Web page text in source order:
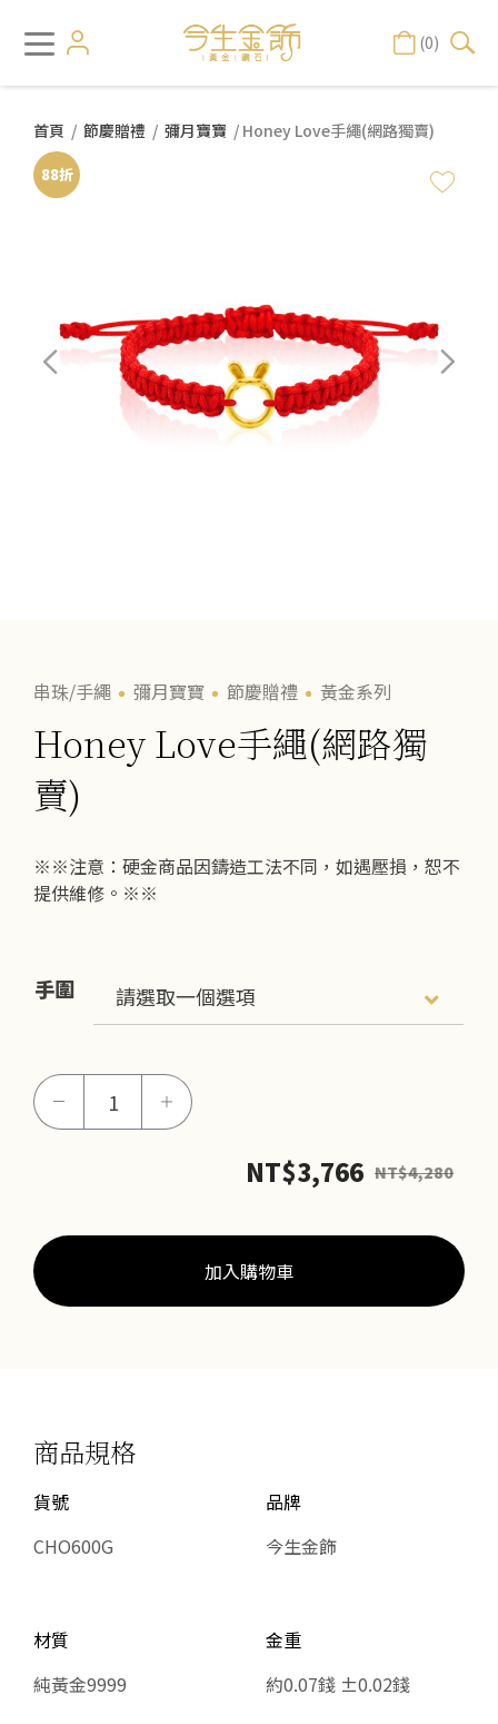
(0)
首頁 / 節慶贈禮 / 彌月寶寶 / Honey Love手繩(網路獨賣)
88折
串珠/手繩 彌月寶寶 節慶贈禮 黃金系列
Honey Love手繩(網路獨
賣)
※※注意：硬金商品因鑄造工法不同，如遇壓損，恕不
提供維修。※※
手圍
－
Love
路
＋
NT$3,766 NT$4,280
加入購物車
商品規格
貨號
CHO600G
品牌
今生金飾
材質
純黃金9999
金重
約0.07錢 ±0.02錢